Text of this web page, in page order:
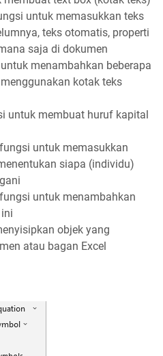
untuk memasukkan teks
teks otomatis, properti
saja di dokumen
menambahkan beberapa
kotak teks
untuk membuat huruf kapital
untuk memasukkan
siapa (individu)
untuk menambahkan
objek yang
atau bagan Excel